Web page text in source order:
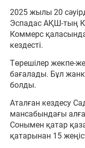
2025 жылы 20
Эспадас АҚШ-тың
Коммерс
кездесті.
Төрешілер жекпе-
бағалады. Бұл
болды.
Аталған кездесу
мансабындағы
Сонымен қатар
қатарынан 15